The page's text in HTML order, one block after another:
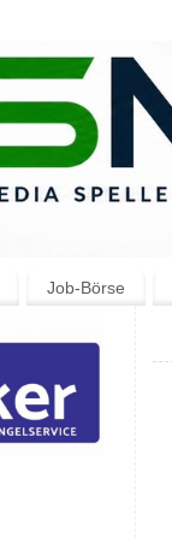
Job-Börse